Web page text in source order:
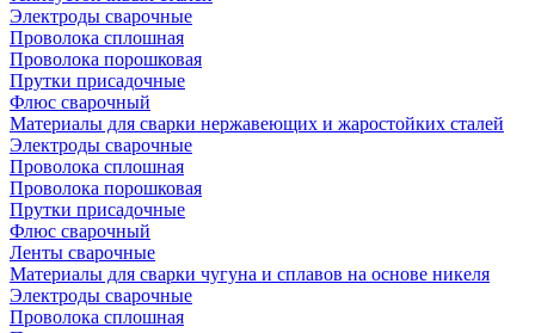
Электроды сварочные
Проволока сплошная
Проволока порошковая
Прутки присадочные
Флюс сварочный
Материалы для сварки нержавеющих и жаростойких сталей
Электроды сварочные
Проволока сплошная
Проволока порошковая
Прутки присадочные
Флюс сварочный
Ленты сварочные
Материалы для сварки чугуна и сплавов на основе никеля
Электроды сварочные
Проволока сплошная